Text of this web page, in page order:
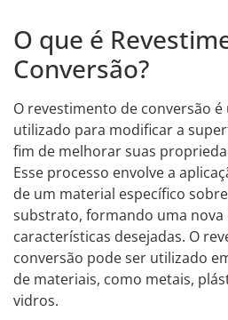
O que é
Conversão?
O revestimento de conversão
utilizado para modificar a
fim de melhorar suas
Esse processo envolve a
de um material específico
substrato, formando uma nova
características desejadas. O
conversão pode ser utilizado
de materiais, como metais,
vidros.